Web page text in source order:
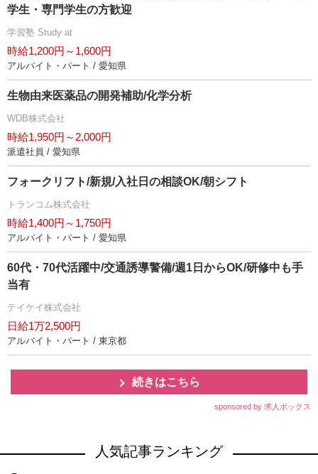
学生・専門学生の方歓迎
学習塾 Study at
時給1,200円～1,600円
アルバイト・パート / 愛知県
生物由来医薬品の開発補助/化学分析
WDB株式会社
時給1,950円～2,000円
派遣社員 / 愛知県
フォークリフト/新規/入社日の相談OK/朝シフト
トランコム株式会社
時給1,400円～1,750円
アルバイト・パート / 愛知県
60代・70代活躍中/交通誘導警備/週1日からOK/研修中も手
当有
テイケイ株式会社
日給1万2,500円
アルバイト・パート / 東京都
続きはこちら
sponsored by 求人ボックス
人気記事ランキング